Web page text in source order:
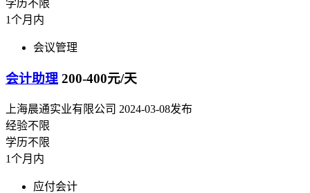
学历不限
1个月内
会议管理
会计助理 200-400元/天
上海晨通实业有限公司 2024-03-08发布
经验不限
学历不限
1个月内
应付会计